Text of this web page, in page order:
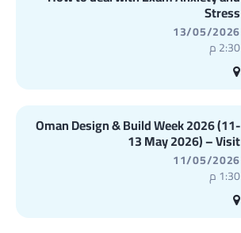
Stress
13/05/2026
2:30 م
Oman Design & Build Week 2026 (11-
13 May 2026) – Visit
11/05/2026
1:30 م